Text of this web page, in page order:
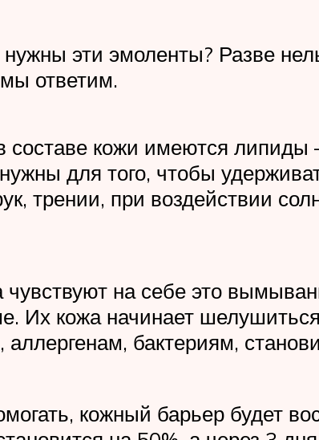
эти эмоленты? Разве
ответим.
составе кожи имеются
для того, чтобы
трении, при воздействии
на себе это
Их кожа начинает
аллергенам, бактериям,
кожный барьер будет